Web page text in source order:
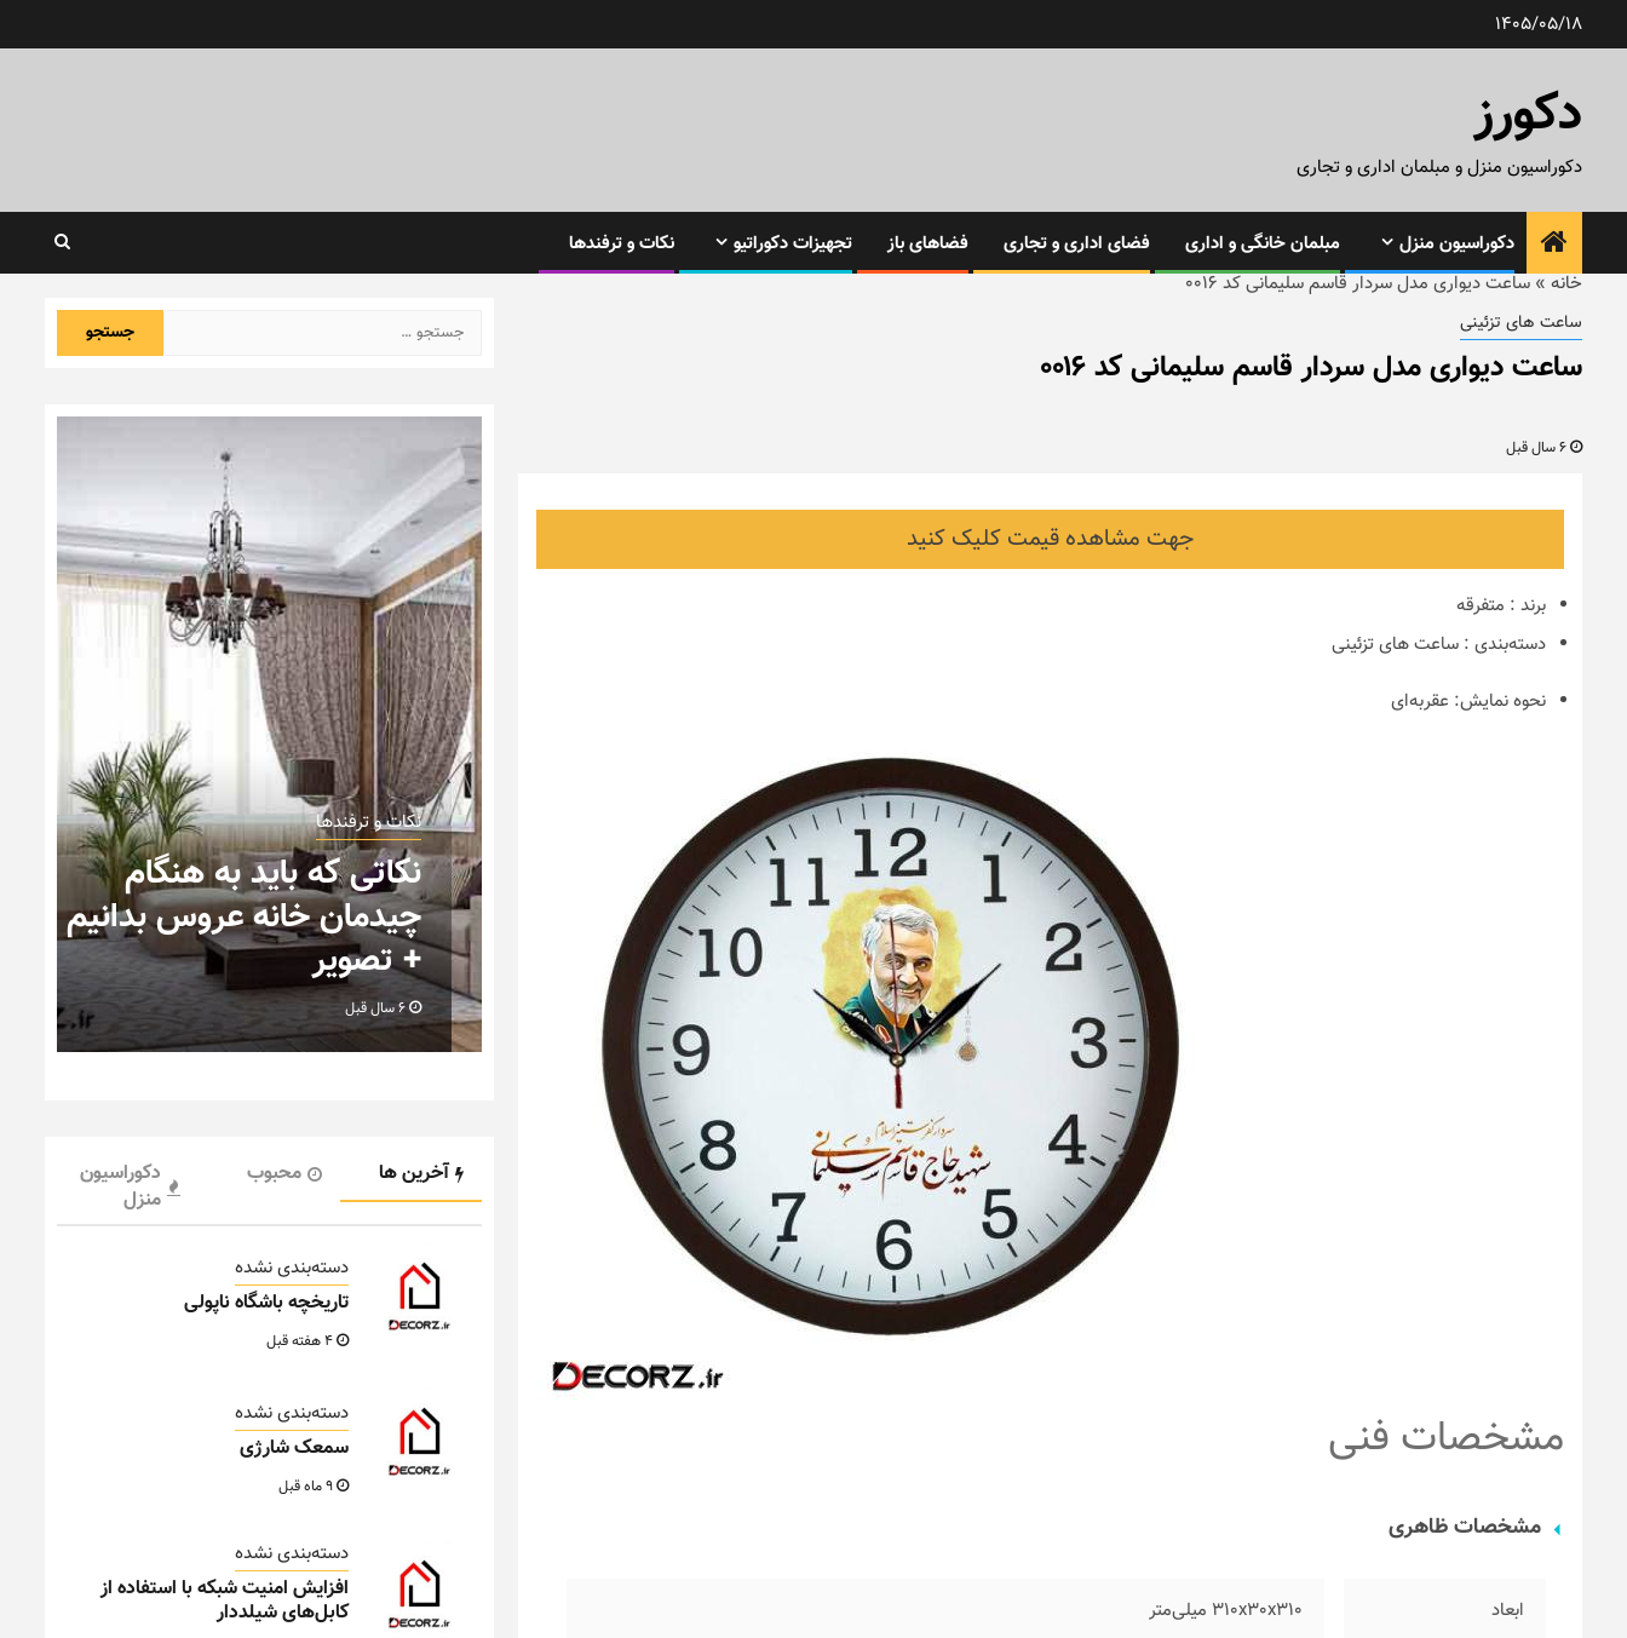
1405/05/18
دکورز
دکوراسیون منزل و مبلمان اداری و تجاری
دکوراسیون منزل مبلمان خانگی و اداری فضای اداری و تجاری فضاهای باز تجهیزات دکوراتیو
نکات و ترفندها
خانه » ساعت دیواری مدل سردار قاسم سلیمانی کد ۰۰۱۶
ساعت های تزئینی
ساعت دیواری مدل سردار قاسم سلیمانی کد ۰۰۱۶
جهت مشاهده قیمت کلیک کنید
برند : متفرقه
دسته‌بندی : ساعت های تزئینی
نحوه نمایش: عقربه‌ای
مشخصات فنی
مشخصات ظاهری
ابعاد ۳۱۰x30x310 میلی‌متر
جستجو
برای:
دکوراسیون داخلی و
چیدمان خانه (جدیدترین
ایده‌ها و عکس‌ها)
نکات و ترفندها
چه رنگی برای اتاق کار
انتخاب کنیم؟
6 سال قبل
نکات و ترفندها
نکاتی که باید به هنگام
چیدمان خانه عروس بدانیم
+ تصویر
آخرین ها محبوب
دکوراسیون
منزل
دسته‌بندی نشده
تاریخچه باشگاه ناپولی
دسته‌بندی نشده
سمعک شارژی
دسته‌بندی نشده
افزایش امنیت شبکه با استفاده از
کابل‌های شیلددار